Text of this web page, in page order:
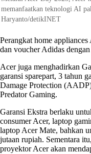
memanfaatkan teknologi AI
Haryanto/detikINET
Perangkat home
dan voucher Adidas
Acer juga menghadirkan
garansi sparepart, 3 tahun
Damage Protection
Predator Gaming.
Garansi Ekstra berlaku
consumer Acer, laptop
laptop Acer Mate, bahkan
jutaan rupiah. Sementara
proyektor Acer akan